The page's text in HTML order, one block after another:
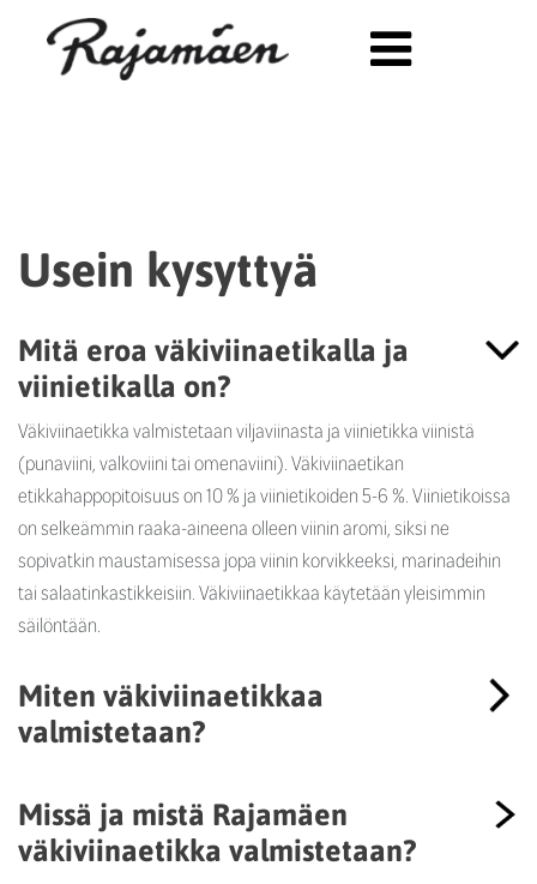
Siirry sisältöön
Usein kysyttyä
Mitä eroa väkiviinaetikalla ja
viinietikalla on?
Väkiviinaetikka valmistetaan viljaviinasta ja viinietikka viinistä
(punaviini, valkoviini tai omenaviini). Väkiviinaetikan
etikkahappopitoisuus on 10 % ja viinietikoiden 5-6 %. Viinietikoissa
on selkeämmin raaka-aineena olleen viinin aromi, siksi ne
sopivatkin maustamisessa jopa viinin korvikkeeksi, marinadeihin
tai salaatinkastikkeisiin. Väkiviinaetikkaa käytetään yleisimmin
säilöntään.
Miten väkiviinaetikkaa
valmistetaan?
Missä ja mistä Rajamäen
väkiviinaetikka valmistetaan?